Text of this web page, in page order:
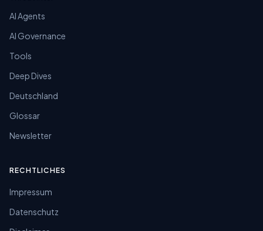
AI Agents
AI Governance
Tools
Deep Dives
Deutschland
Glossar
Newsletter
RECHTLICHES
Impressum
Datenschutz